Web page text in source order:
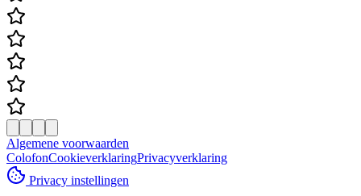
Algemene voorwaarden
ColofonCookieverklaringPrivacyverklaring
Privacy instellingen